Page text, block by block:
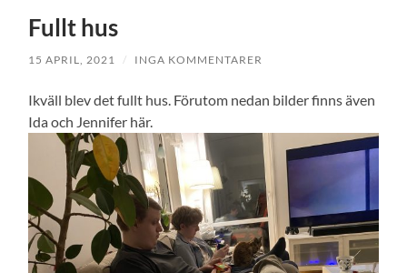
Fullt hus
15 APRIL, 2021 / INGA KOMMENTARER
Ikväll blev det fullt hus. Förutom nedan bilder finns även
Ida och Jennifer här.